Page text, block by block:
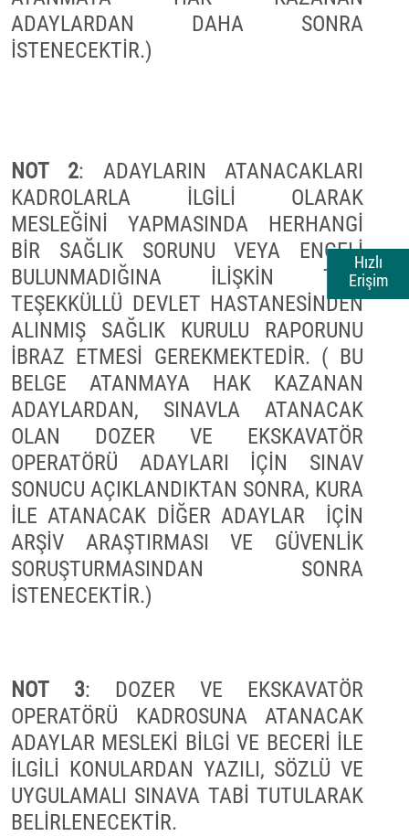
Hızlı
Erişim
ADAYLARDAN DAHA SONRA
İSTENECEKTİR.)
NOT 2: ADAYLARIN ATANACAKLARI
KADROLARLA İLGİLİ OLARAK
MESLEĞİNİ YAPMASINDA HERHANGİ
BİR SAĞLIK SORUNU VEYA ENGELİ
BULUNMADIĞINA İLİŞKİN TAM
TEŞEKKÜLLÜ DEVLET HASTANESİNDEN
ALINMIŞ SAĞLIK KURULU RAPORUNU
İBRAZ ETMESİ GEREKMEKTEDİR. ( BU
BELGE ATANMAYA HAK KAZANAN
ADAYLARDAN, SINAVLA ATANACAK
OLAN DOZER VE EKSKAVATÖR
OPERATÖRÜ ADAYLARI İÇİN SINAV
SONUCU AÇIKLANDIKTAN SONRA, KURA
İLE ATANACAK DİĞER ADAYLAR İÇİN
ARŞİV ARAŞTIRMASI VE GÜVENLİK
SORUŞTURMASINDAN SONRA
NOT 3: DOZER VE EKSKAVATÖR
OPERATÖRÜ KADROSUNA ATANACAK
ADAYLAR MESLEKİ BİLGİ VE BECERİ İLE
İLGİLİ KONULARDAN YAZILI, SÖZLÜ VE
UYGULAMALI SINAVA TABİ TUTULARAK
BELİRLENECEKTİR.